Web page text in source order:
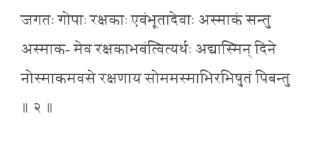
जगतः गोपाः रक्षकाः एवंभूतादेवाः अस्माकं सन्तु
अस्माक- मेव रक्षकाभवंत्वित्यर्थः अद्यास्मिन् दिने
नोस्माकमवसे रक्षणाय सोममस्माभिरभिषुतं पिबन्तु
॥ २ ॥